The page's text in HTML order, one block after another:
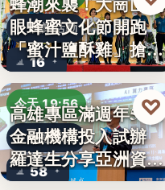
農業活動
16
眼蜂蜜文化節開跑
「蜜汁鹽酥雞」搶先
爆…
今天 19:56
金融政策
58
高雄專區滿週年58家
金融機構投入試辦
羅達生分享亞洲資
產…
♡
二十多年來首次全